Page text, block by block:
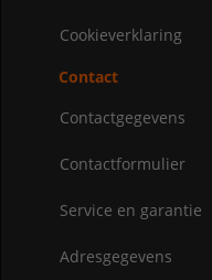
Cookieverklaring
Contact
Contactgegevens
Contactformulier
Service en garantie
Adresgegevens